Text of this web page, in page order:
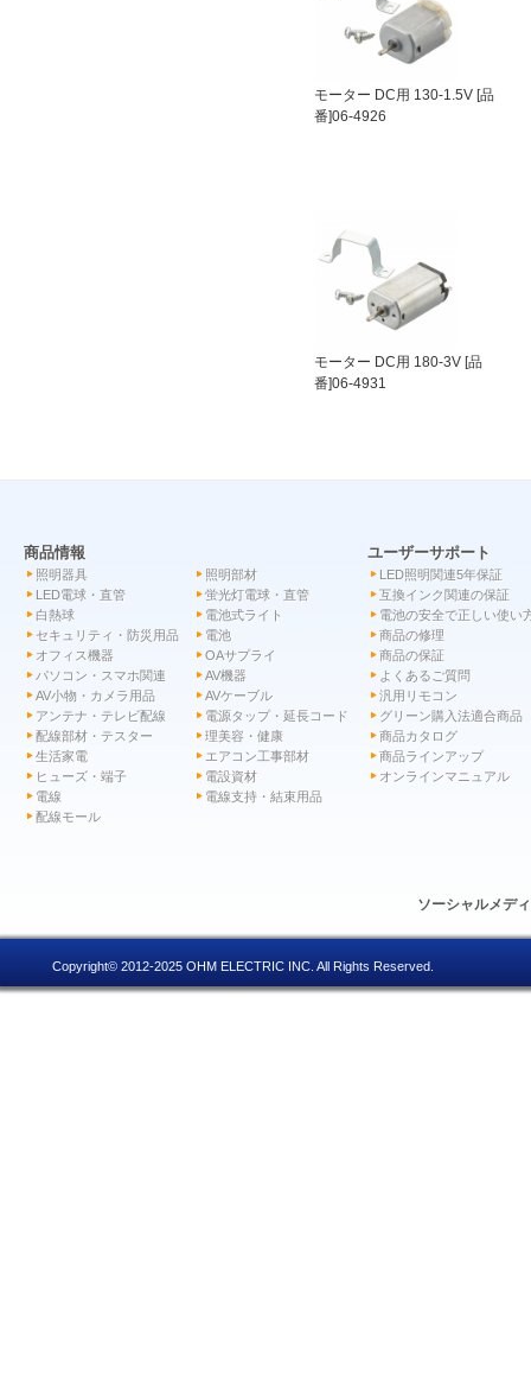
モーター DC用 130-1.5V [品
番]06-4926
モーター DC用 180-3V [品
番]06-4931
商品情報
照明器具
照明部材
LED電球・直管
蛍光灯電球・直管
白熱球
電池式ライト
セキュリティ・防災用品
電池
オフィス機器
OAサプライ
パソコン・スマホ関連
AV機器
AV小物・カメラ用品
AVケーブル
アンテナ・テレビ配線
電源タップ・延長コード
配線部材・テスター
理美容・健康
生活家電
エアコン工事部材
ヒューズ・端子
電設資材
電線
電線支持・結束用品
配線モール
ユーザーサポート
LED照明関連5年保証
互換インク関連の保証
電池の安全で正しい使い
商品の修理
商品の保証
よくあるご質問
汎用リモコン
グリーン購入法適合商品
商品カタログ
商品ラインアップ
オンラインマニュアル
ソーシャルメデ
Copyright© 2012-2025 OHM ELECTRIC INC. All Rights Reserved.